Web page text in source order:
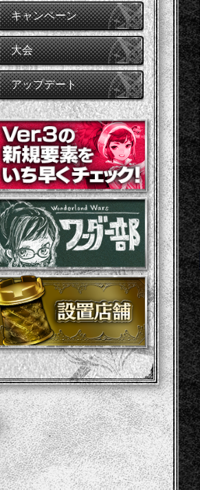
キャンペーン
大会
アップデート